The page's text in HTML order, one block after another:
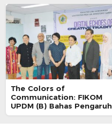
The Colors of
Communication: FIKOM
UPDM (B) Bahas Pengaruh
Viralitas terhadap Budaya